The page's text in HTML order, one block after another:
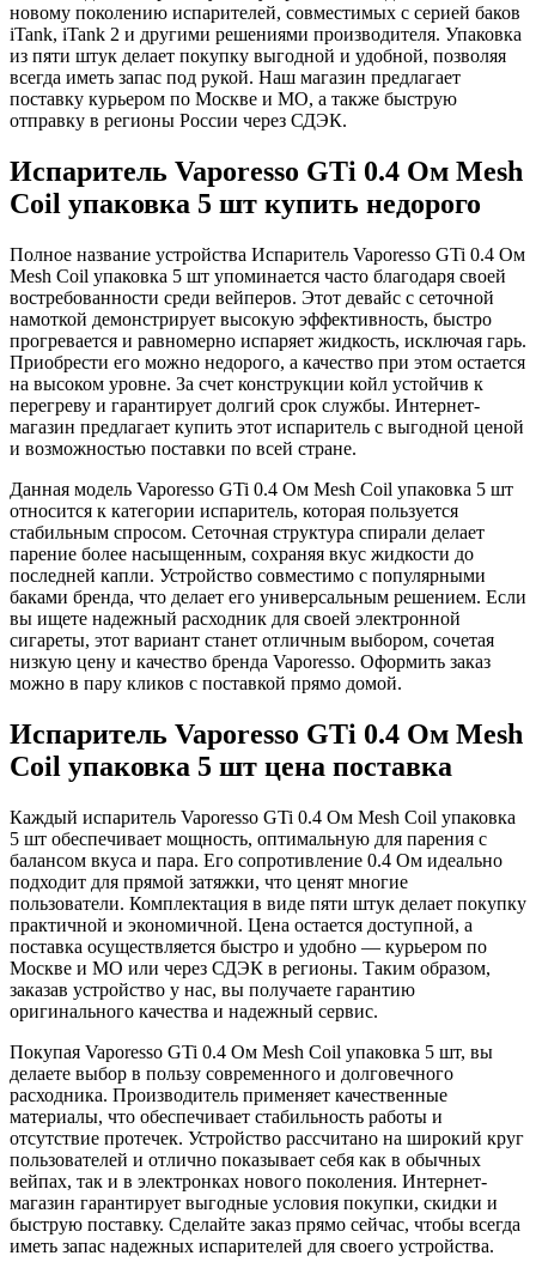
новому поколению испарителей, совместимых с серией баков
iTank, iTank 2 и другими решениями производителя. Упаковка
из пяти штук делает покупку выгодной и удобной, позволяя
всегда иметь запас под рукой. Наш магазин предлагает
поставку курьером по Москве и МО, а также быструю
отправку в регионы России через СДЭК.
Испаритель Vaporesso GTi 0.4 Ом Mesh
Coil упаковка 5 шт купить недорого
Полное название устройства Испаритель Vaporesso GTi 0.4 Ом
Mesh Coil упаковка 5 шт упоминается часто благодаря своей
востребованности среди вейперов. Этот девайс с сеточной
намоткой демонстрирует высокую эффективность, быстро
прогревается и равномерно испаряет жидкость, исключая гарь.
Приобрести его можно недорого, а качество при этом остается
на высоком уровне. За счет конструкции койл устойчив к
перегреву и гарантирует долгий срок службы. Интернет-
магазин предлагает купить этот испаритель с выгодной ценой
и возможностью поставки по всей стране.
Данная модель Vaporesso GTi 0.4 Ом Mesh Coil упаковка 5 шт
относится к категории испаритель, которая пользуется
стабильным спросом. Сеточная структура спирали делает
парение более насыщенным, сохраняя вкус жидкости до
последней капли. Устройство совместимо с популярными
баками бренда, что делает его универсальным решением. Если
вы ищете надежный расходник для своей электронной
сигареты, этот вариант станет отличным выбором, сочетая
низкую цену и качество бренда Vaporesso. Оформить заказ
можно в пару кликов с поставкой прямо домой.
Испаритель Vaporesso GTi 0.4 Ом Mesh
Coil упаковка 5 шт цена поставка
Каждый испаритель Vaporesso GTi 0.4 Ом Mesh Coil упаковка
5 шт обеспечивает мощность, оптимальную для парения с
балансом вкуса и пара. Его сопротивление 0.4 Ом идеально
подходит для прямой затяжки, что ценят многие
пользователи. Комплектация в виде пяти штук делает покупку
практичной и экономичной. Цена остается доступной, а
поставка осуществляется быстро и удобно — курьером по
Москве и МО или через СДЭК в регионы. Таким образом,
заказав устройство у нас, вы получаете гарантию
оригинального качества и надежный сервис.
Покупая Vaporesso GTi 0.4 Ом Mesh Coil упаковка 5 шт, вы
делаете выбор в пользу современного и долговечного
расходника. Производитель применяет качественные
материалы, что обеспечивает стабильность работы и
отсутствие протечек. Устройство рассчитано на широкий круг
пользователей и отлично показывает себя как в обычных
вейпах, так и в электронках нового поколения. Интернет-
магазин гарантирует выгодные условия покупки, скидки и
быструю поставку. Сделайте заказ прямо сейчас, чтобы всегда
иметь запас надежных испарителей для своего устройства.